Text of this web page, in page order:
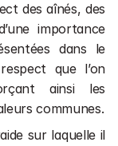
des aînés, des
importance
dans le
que l’on
ainsi les
communes.
sur laquelle il